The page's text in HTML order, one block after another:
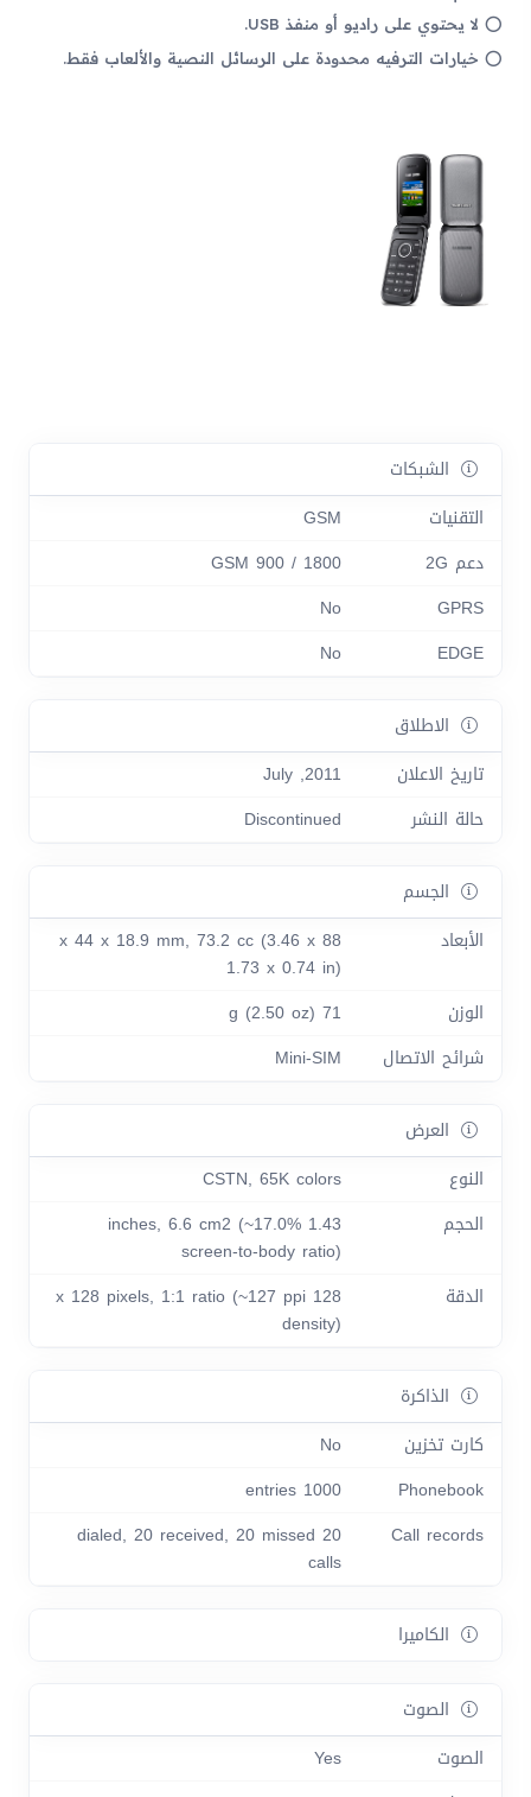
لا يحتوي على راديو أو منفذ USB.
خيارات الترفيه محدودة على الرسائل النصية والألعاب فقط.
الشبكات
التقنيات
GSM
دعم 2G
GSM 900 / 1800
GPRS
No
EDGE
No
الاطلاق
تاريخ الاعلان
2011, July
حالة النشر
Discontinued
الجسم
الأبعاد
88 x 44 x 18.9 mm, 73.2 cc (3.46 x
1.73 x 0.74 in)
الوزن
71 g (2.50 oz)
شرائح الاتصال
Mini-SIM
العرض
النوع
CSTN, 65K colors
الحجم
1.43 inches, 6.6 cm2 (~17.0%
screen-to-body ratio)
الدقة
128 x 128 pixels, 1:1 ratio (~127 ppi
density)
الذاكرة
كارت تخزين
No
Phonebook
1000 entries
Call records
20 dialed, 20 received, 20 missed
calls
الكاميرا
الصوت
الصوت
Yes